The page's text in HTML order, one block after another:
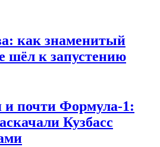
как знаменитый
шёл к запустению
и почти Формула-1:
Кузбасс